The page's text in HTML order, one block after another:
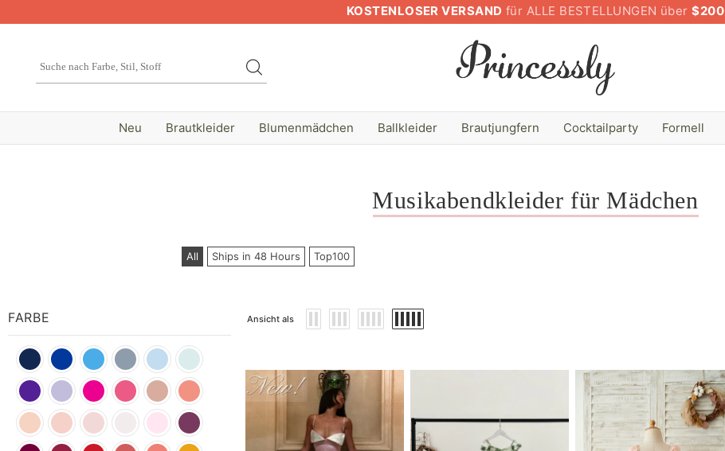
KOSTENLOSER VERSAND für ALLE BESTELLUNGEN über$200
Neu Brautkleider Blumenmädchen Ballkleider Brautjungfern Cocktailparty Formell
Musikabendkleider für Mädchen
All Ships in 48 Hours Top100
FARBE Ansicht als